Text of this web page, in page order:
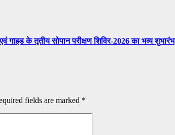
गाइड के तृतीय सोपान परीक्षण शिविर-2026 का भव्य शुभारंभ
fields are marked *